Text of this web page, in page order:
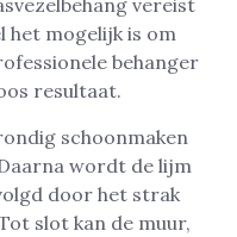
vereist
het mogelijk is om
behanger
resultaat.
schoonmaken
wordt de lijm
door het strak
slot kan de muur,